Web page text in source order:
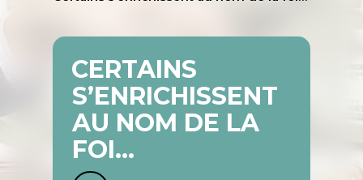
CERTAINS
S’ENRICHISSENT
AU NOM DE LA
FOI…